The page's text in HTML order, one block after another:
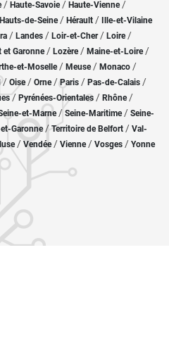
/ Haute-Savoie/ Haute-Vienne/
Hauts-de-Seine/ Hérault / Ille-et-Vilaine
/ Landes / Loir-et-Cher/ Loire/
et Garonne/ Lozère / Maine-et-Loire/
et-Moselle/ Meuse/ Monaco /
/ Oise / Orne/Paris / Pas-de-Calais /
/ Pyrénées-Orientales / Rhône/
et-Marne/ Seine-Maritime/ Seine-
Garonne/Territoire de Belfort / Val-
/ Vendée/ Vienne/ Vosges / Yonne